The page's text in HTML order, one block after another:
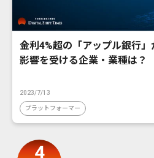
金利4%超の「アップル銀行」
影響を受ける企業・業種は？
2023/7/13
プラットフォーマー